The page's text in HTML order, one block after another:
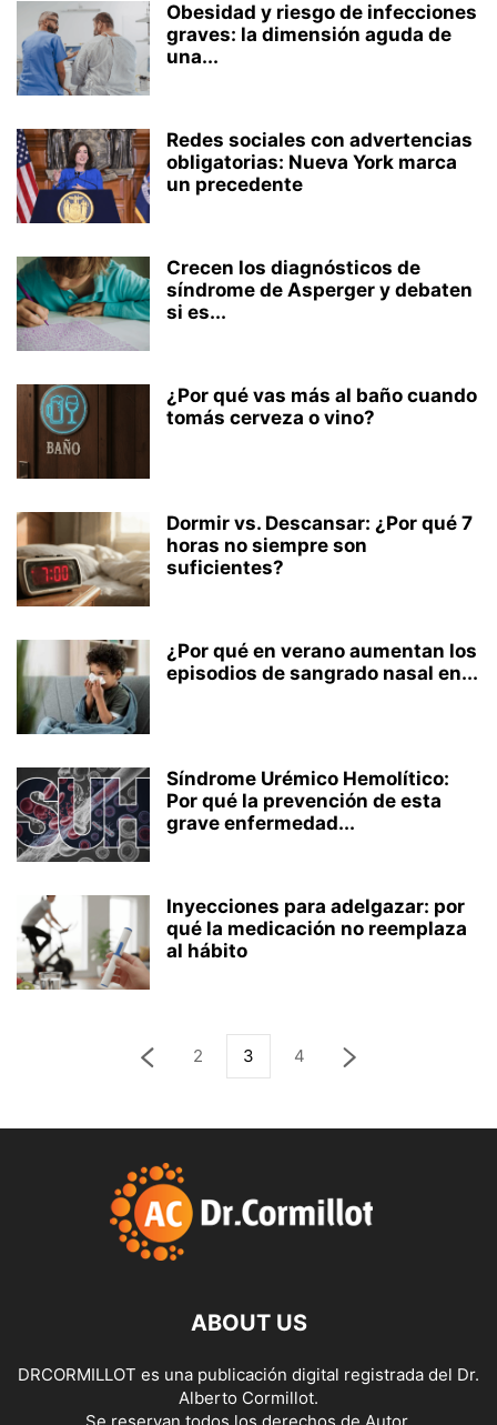
Obesidad y riesgo de infecciones
graves: la dimensión aguda de
una...
Redes sociales con advertencias
obligatorias: Nueva York marca
un precedente
Crecen los diagnósticos de
síndrome de Asperger y debaten
si es...
¿Por qué vas más al baño cuando
tomás cerveza o vino?
Dormir vs. Descansar: ¿Por qué 7
horas no siempre son
suficientes?
¿Por qué en verano aumentan los
episodios de sangrado nasal en...
Síndrome Urémico Hemolítico:
Por qué la prevención de esta
grave enfermedad...
Inyecciones para adelgazar: por
qué la medicación no reemplaza
al hábito
2 3 4
ABOUT US
DRCORMILLOT es una publicación digital registrada del Dr.
Alberto Cormillot.